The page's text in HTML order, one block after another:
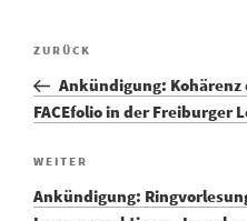
Beitragsnavigation
Vorheriger
Beitrag
ZURÜCK
Ankündigung: Kohärenz
FACEfolio in der Freiburger
Nächster
Beitrag
WEITER
Ankündigung: